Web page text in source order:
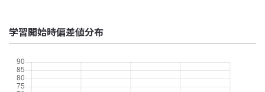
学習開始時偏差値分布